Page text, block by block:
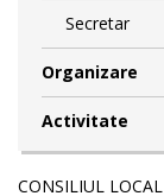
Secretar
Organizare
Activitate
CONSILIUL LOCAL